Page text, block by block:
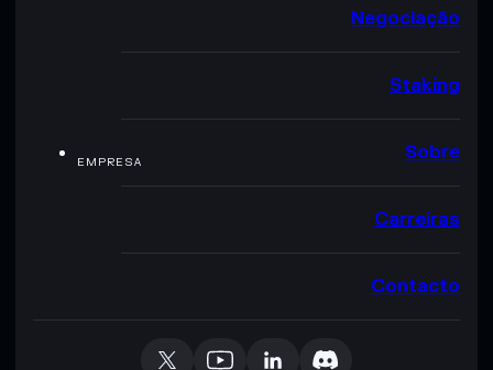
Negociação
Staking
EMPRESA Sobre
Carreiras
Contacto